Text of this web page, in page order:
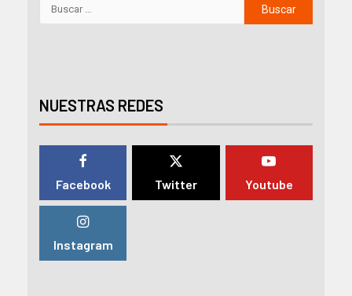
NUESTRAS REDES
Facebook Twitter Youtube
Instagram